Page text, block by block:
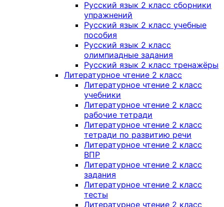
Русский язык 2 класс сборники
упражнений
Русский язык 2 класс учебные
пособия
Русский язык 2 класс
олимпиадные задания
Русский язык 2 класс тренажёры
Литературное чтение 2 класс
Литературное чтение 2 класс
учебники
Литературное чтение 2 класс
рабочие тетради
Литературное чтение 2 класс
тетради по развитию речи
Литературное чтение 2 класс
ВПР
Литературное чтение 2 класс
задания
Литературное чтение 2 класс
тесты
Литературное чтение 2 класс